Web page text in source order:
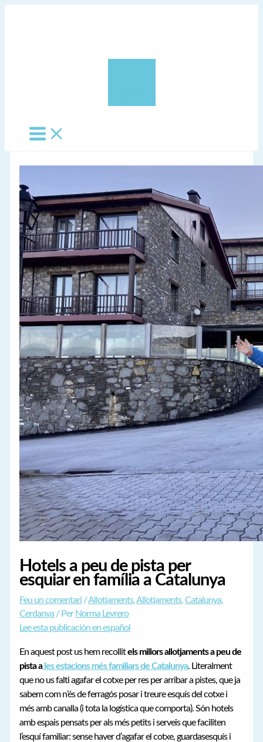
Hotels a peu de pista per
esquiar en família a Catalunya
Feu un comentari /Allotjaments,Allotjaments,Catalunya,
Cerdanya / Per Norma Levrero
Lee esta publicación en español
En aquest post us hem recollitels millors allotjaments a peu de
pista ales estacions més familiars de Catalunya. Literalment
que no us falti agafar el cotxe per res per arribar a pistes, que ja
sabem com n’és de ferragós posar i treure esquís del cotxe i
més amb canalla (i tota la logística que comporta). Són hotels
amb espais pensats per als més petits i serveis que faciliten
l’esquí familiar: sense haver d’agafar el cotxe, guardasesquís i